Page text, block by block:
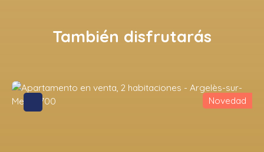
También disfrutarás
Novedad